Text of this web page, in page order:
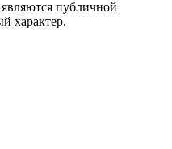
публичной
характер.